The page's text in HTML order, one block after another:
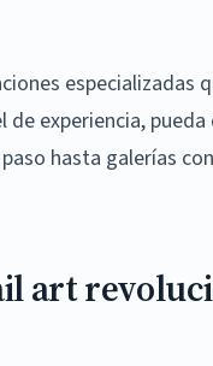
experiencia,
hasta galerías
art